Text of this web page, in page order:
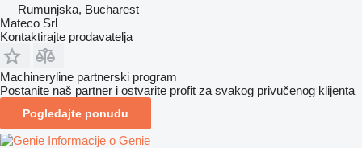
Rumunjska, Bucharest
Mateco Srl
Kontaktirajte prodavatelja
Machineryline partnerski program
Postanite naš partner i ostvarite profit za svakog privučenog klijenta
Pogledajte ponudu
Informacije o Genie